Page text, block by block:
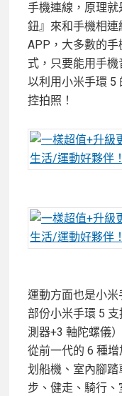
手機連線，原理
鈕』來和手機相
APP，大多數的
式，只要能用手
以利用小米手環 5
控拍照！
運動方面也是小
部份小米手環 5
測器+3 軸陀螺儀
從前一代的 6 種
划船機、室內腳
步、健走、騎行、